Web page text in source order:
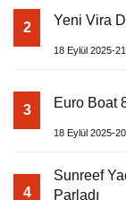
2 Yeni Vira
18 Eylül 2025-
3 Euro Boat
18 Eylül 2025-
4
Sunreef
Parladı